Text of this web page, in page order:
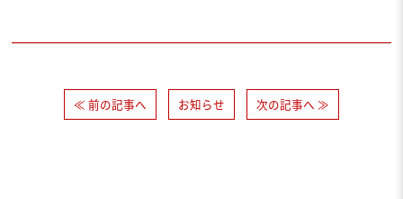
≪ 前の記事へ お知らせ 次の記事へ ≫